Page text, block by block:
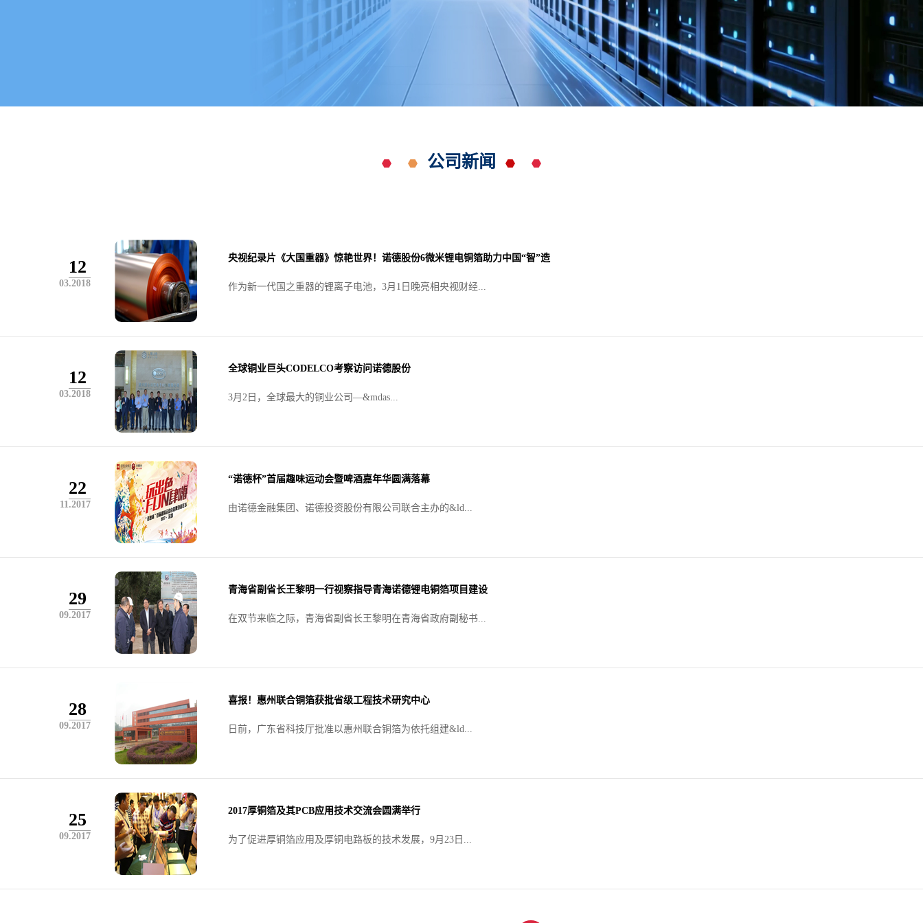
公司新闻
12
03.2018
央视纪录片《大国重器》惊艳世界！诺德股份6微米锂电铜箔助力中国“智”造
作为新一代国之重器的锂离子电池，3月1日晚亮相央视财经...
12
03.2018
全球铜业巨头CODELCO考察访问诺德股份
3月2日，全球最大的铜业公司—&mdas...
22
11.2017
“诺德杯”首届趣味运动会暨啤酒嘉年华圆满落幕
由诺德金融集团、诺德投资股份有限公司联合主办的&ld...
29
09.2017
青海省副省长王黎明一行视察指导青海诺德锂电铜箔项目建设
在双节来临之际，青海省副省长王黎明在青海省政府副秘书...
28
09.2017
喜报！惠州联合铜箔获批省级工程技术研究中心
日前，广东省科技厅批准以惠州联合铜箔为依托组建&ld...
25
09.2017
2017厚铜箔及其PCB应用技术交流会圆满举行
为了促进厚铜箔应用及厚铜电路板的技术发展，9月23日...